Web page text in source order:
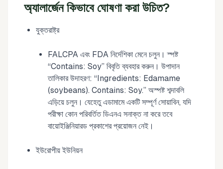
অ্যালার্জেন কিভাবে ঘোষণা করা উচিত?
যুক্তরাষ্ট্র
FALCPA এবং FDA নির্দেশিকা মেনে চলুন। স্পষ্ট
“Contains: Soy” বিবৃতি ব্যবহার করুন। উপাদান
তালিকার উদাহরণ: “Ingredients: Edamame
(soybeans). Contains: Soy.” অস্পষ্ট শব্দাবলি
এড়িয়ে চলুন। যেহেতু এডামামে একটি সম্পূর্ণ সোয়াবিন, যদি
পরীক্ষা কোন পরিবর্তিত ডিএনএ সনাক্ত না করে তবে
বায়োইঞ্জিনিয়ারড প্রকাশের প্রয়োজন নেই।
ইউরোপীয় ইউনিয়ন